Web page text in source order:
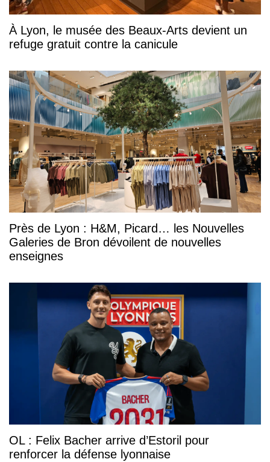
À Lyon, le musée des Beaux-Arts devient un
refuge gratuit contre la canicule
Près de Lyon : H&M, Picard… les Nouvelles
Galeries de Bron dévoilent de nouvelles
enseignes
OL : Felix Bacher arrive d’Estoril pour
renforcer la défense lyonnaise